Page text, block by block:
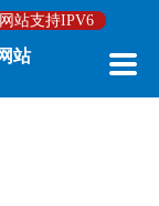
网站支持IPV6
站